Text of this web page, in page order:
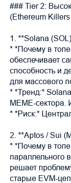
### Tier 2:
(Ethereum
1. **Solana
* *Почему в
обеспечивает
способность и
для массового
* *Тренд:*
MEME-сектора.
* *Риск:*
2. **Aptos / Sui
* *Почему в
параллельного
решает
старые EVM-